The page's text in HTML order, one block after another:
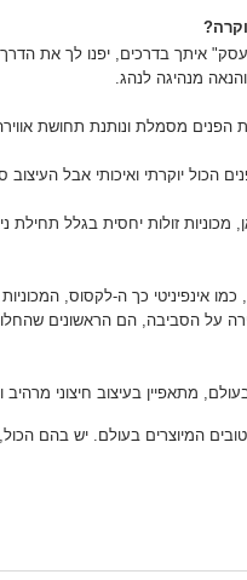
איתך בדרכים, יפנו לך את הדרך
מנהיגה לנהג.
ואיכות הפנים מסמלת
בפנים הכול יוקרתי
מכוניות זולות יחסית בגלל תחילת
באיכות
אינפיניטי כך ה-לקסוס,
על הסביבה, הם הראשונים שהחלו
מתאפיין בעיצוב חיצוני מרהיב
המיוצרים בעולם. יש בהם